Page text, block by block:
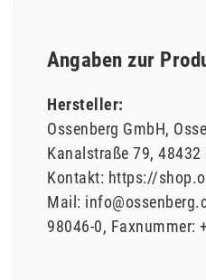
Angaben zur
Hersteller:
Ossenberg GmbH
Kanalstraße 79 48432
Kontakt: https://
Mail:
98046-0 Faxnummer: